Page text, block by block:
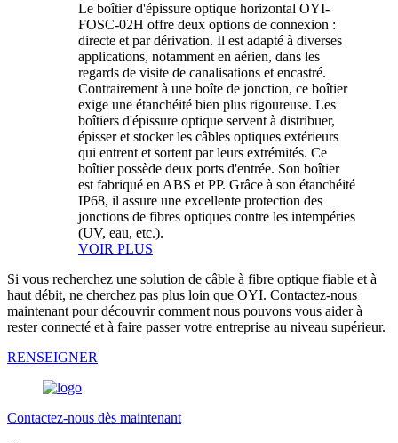
Le boîtier d'épissure optique horizontal OYI-
FOSC-02H offre deux options de connexion :
directe et par dérivation. Il est adapté à diverses
applications, notamment en aérien, dans les
regards de visite de canalisations et encastré.
Contrairement à une boîte de jonction, ce boîtier
exige une étanchéité bien plus rigoureuse. Les
boîtiers d'épissure optique servent à distribuer,
épisser et stocker les câbles optiques extérieurs
qui entrent et sortent par leurs extrémités. Ce
boîtier possède deux ports d'entrée. Son boîtier
est fabriqué en ABS et PP. Grâce à son étanchéité
IP68, il assure une excellente protection des
jonctions de fibres optiques contre les intempéries
(UV, eau, etc.).
VOIR PLUS
Si vous recherchez une solution de câble à fibre optique fiable et à
haut débit, ne cherchez pas plus loin que OYI. Contactez-nous
maintenant pour découvrir comment nous pouvons vous aider à
rester connecté et à faire passer votre entreprise au niveau supérieur.
RENSEIGNER
Contactez-nous dès maintenant